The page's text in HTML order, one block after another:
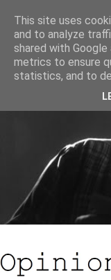
This site uses
and to analyze
shared with
metrics to ensure
statistics, and to